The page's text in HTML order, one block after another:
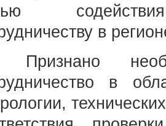
содействия
в
Признано
в